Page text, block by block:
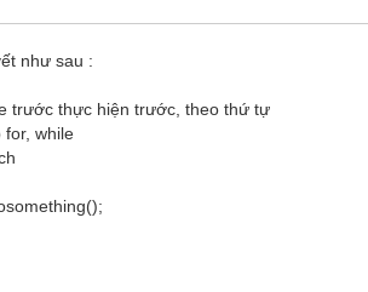
như sau :
trước thực hiện trước, theo thứ tự
for, while